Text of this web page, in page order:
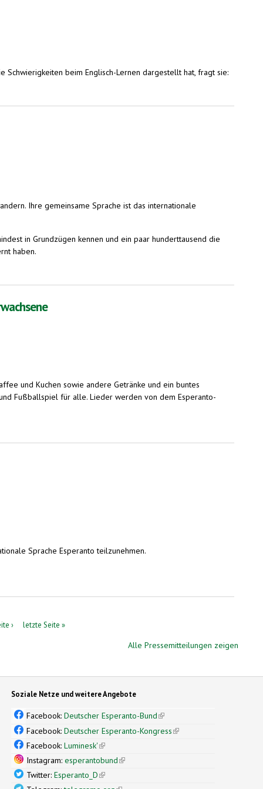
Schwierigkeiten beim Englisch-Lernen dargestellt hat, fragt sie:
Ihre gemeinsame Sprache ist das internationale
in Grundzügen kennen und ein paar hunderttausend die
haben.
und Kuchen sowie andere Getränke und ein buntes
Fußballspiel für alle. Lieder werden von dem Esperanto-
Sprache Esperanto teilzunehmen.
› letzte Seite »
Alle Pressemitteilungen zeigen
Soziale Netze und weitere Angebote
Facebook:Deutscher Esperanto-Bund(link is external)
Facebook:Deutscher Esperanto-Kongress(link is external)
Facebook:Luminesk'(link is external)
Instagram:esperantobund(link is external)
Twitter:Esperanto_D(link is external)